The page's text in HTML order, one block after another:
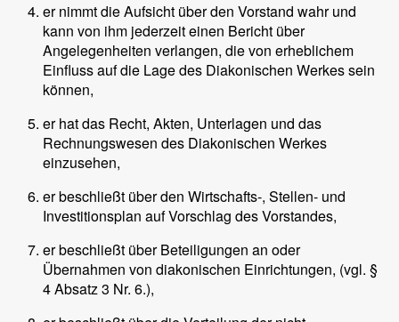
er nimmt die Aufsicht über den Vorstand wahr und
kann von ihm jederzeit einen Bericht über
Angelegenheiten verlangen, die von erheblichem
Einfluss auf die Lage des Diakonischen Werkes sein
können,
er hat das Recht, Akten, Unterlagen und das
Rechnungswesen des Diakonischen Werkes
einzusehen,
er beschließt über den Wirtschafts-, Stellen- und
Investitionsplan auf Vorschlag des Vorstandes,
er beschließt über Beteiligungen an oder
Übernahmen von diakonischen Einrichtungen, (vgl. §
4 Absatz 3 Nr. 6.),